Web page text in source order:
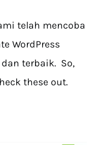
telah mencoba
WordPress
terbaik. So,
these out.